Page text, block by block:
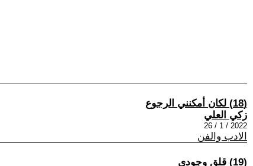
(18) لكان أمكنني الرجوع
زكي العلي
2022 / 1 / 26
الادب والفن
(19) قلق وجودي